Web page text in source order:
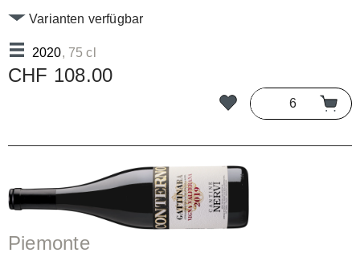
2020, 75 cl
Varianten verfügbar
CHF 108.00
Piemonte